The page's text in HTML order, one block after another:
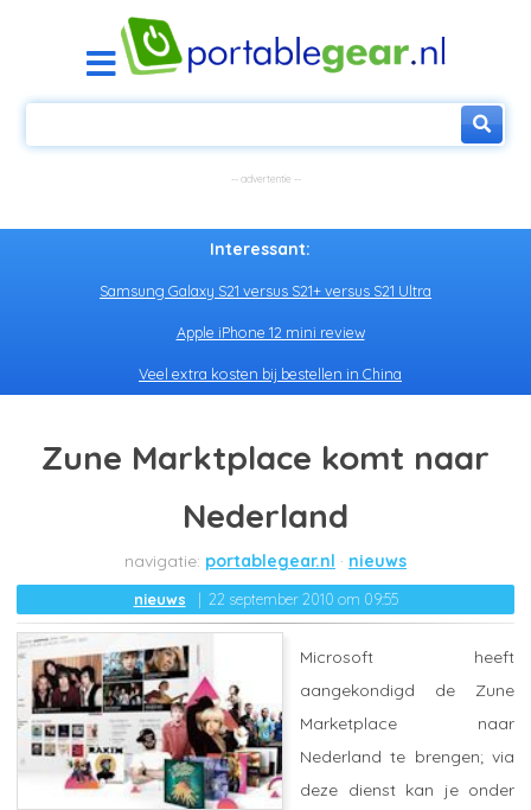
Interessant:
Samsung Galaxy S21 versus S21+ versus S21 Ultra
Apple iPhone 12 mini review
Veel extra kosten bij bestellen in China
Zune Marktplace komt naar
Nederland
portablegear.nl nieuws
nieuws 22 september 2010 om 09:55
Microsoft heeft
aangekondigd de Zune
Marketplace naar
Nederland te brengen; via
deze dienst kan je onder